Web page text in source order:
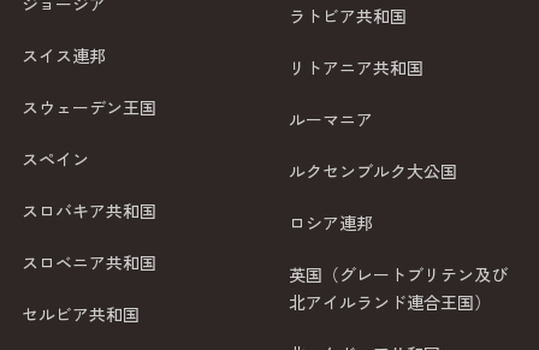
スイス連邦
スウェーデン王国
スペイン
スロバキア共和国
スロベニア共和国
セルビア共和国
ラトビア共和国
リトアニア共和国
ルーマニア
ルクセンブルク大公国
ロシア連邦
英国（グレートブリテン及び
北アイルランド連合王国）